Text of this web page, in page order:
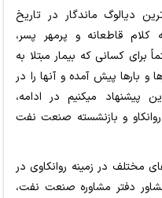
دیالوگ ماندگار در تاریخ
کلام قاطعانه و پرمهر پسر،
برای کسانی که بیمار مبتلا به
و بارها پیش آمده و آنها را در
پیشنهاد میکنیم در ادامه،
و بازنشسته صنعت نفت
مختلف در زمینه روانکاوی در
دفتر مشاوره صنعت نفت،